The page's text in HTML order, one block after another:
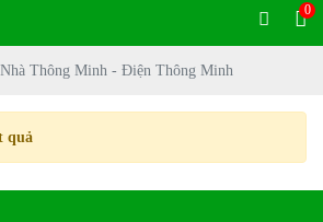
0
Thông Minh - Điện Thông Minh
quả